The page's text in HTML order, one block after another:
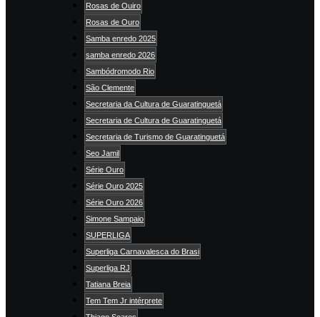
Rosas de Ouiro
Rosas de Ouro
Samba enredo 2025
samba enredo 2026
Sambódromodo Rio
São Clemente
Secretaria da Cultura de Guaratinguetá
Secretaria de Cultura de Guaratinguetá
Secretaria de Turismo de Guaratinguetá
Seo Jamil
Série Ouro
Série Ouro 2025
Série Ouro 2026
Simone Sampaio
SUPERLIGA
Superliga Carnavalesca do Brasi
Superliga RJ
Tatiana Breia
Tem Tem Jr intérprete